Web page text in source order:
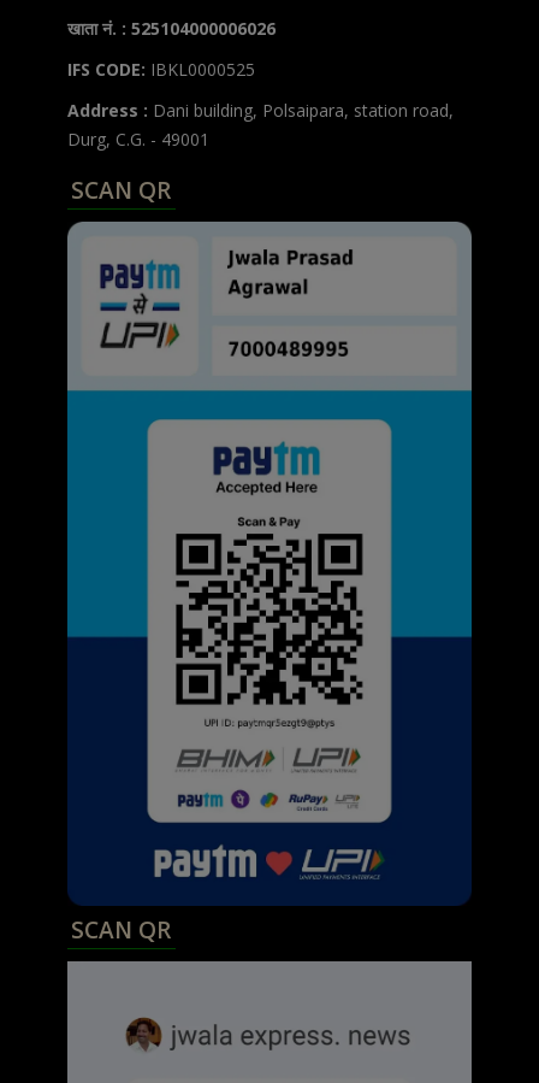
खाता नं. : 525104000006026
IFS CODE: IBKL0000525
Address : Dani building, Polsaipara, station road,
Durg, C.G. - 49001
SCAN QR
SCAN QR